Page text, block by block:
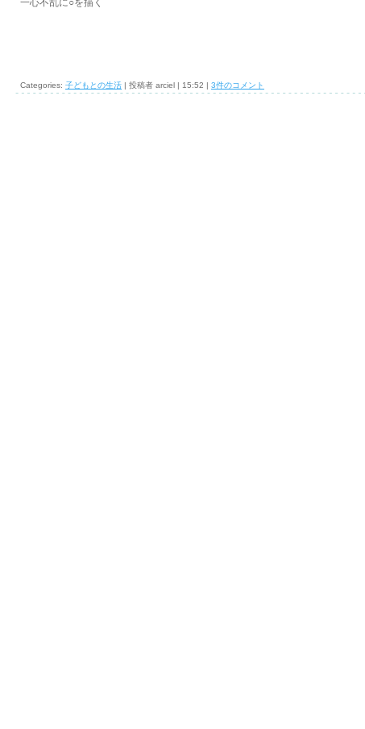
一心不乱に○を描く
Categories: 子どもとの生活 | 投稿者 arciel | 15:52 | 3件のコメント